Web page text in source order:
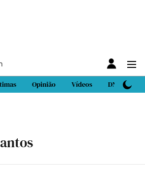
Opinião Vídeos DN Sport